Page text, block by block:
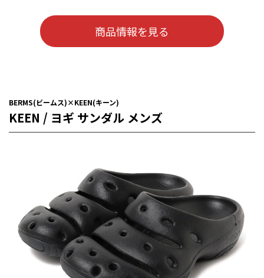
商品情報を見る
BERMS(ビームス)×KEEN(キーン)
KEEN / ヨギ サンダル メンズ